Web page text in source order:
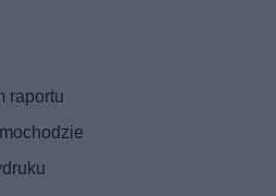
raportu